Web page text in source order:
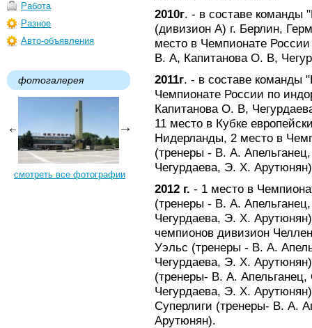
Работа
Разное
Авто-объявления
фотогалерея
смотреть все фотографии
2010г. - в составе команды
(дивизион А) г. Берлин,
место в Чемпионате
В. А, Капитанова О. В,
2011г. - в составе команды
Чемпионате России по
Капитанова О. В,
11 место в Кубке
Нидерланды, 2 место в
(тренеры - В. А.
Чегурдаева, Э. Х.
2012 г. - 1 место в
(тренеры - В. А.
Чегурдаева, Э. Х.
чемпионов дивизион
Уэльс (тренеры - В. А.
Чегурдаева, Э. Х.
(тренеры- В. А.
Чегурдаева, Э. Х.
Суперлиги (тренеры- В. А.
Арутюнян).